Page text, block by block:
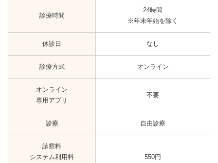
診療時間
24時間
※年末年始を除く
休診日 なし
診療方式 オンライン
オンライン
専用アプリ
不要
診療 自由診療
診察料
システム利用料
550円